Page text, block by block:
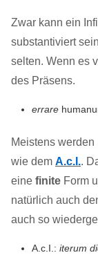
Zwar kann ein
substantiviert
selten. Wenn es
des Präsens.
errare
Meistens
wie dem A.c.I..
eine finite Form
natürlich auch
auch so
A.c.I.: iterum